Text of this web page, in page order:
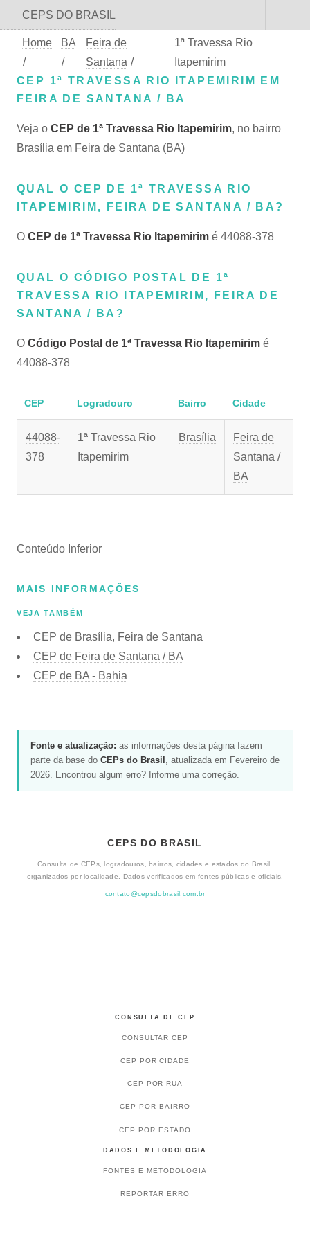
CEPS DO BRASIL
Home
/
BA
/
Feira de
Santana /
1ª Travessa Rio
Itapemirim
CEP 1ª TRAVESSA RIO ITAPEMIRIM EM
FEIRA DE SANTANA / BA
Veja o CEP de 1ª Travessa Rio Itapemirim, no bairro
Brasília em Feira de Santana (BA)
QUAL O CEP DE 1ª TRAVESSA RIO
ITAPEMIRIM, FEIRA DE SANTANA / BA?
O CEP de 1ª Travessa Rio Itapemirim é 44088-378
QUAL O CÓDIGO POSTAL DE 1ª
TRAVESSA RIO ITAPEMIRIM, FEIRA DE
SANTANA / BA?
O Código Postal de 1ª Travessa Rio Itapemirim é
44088-378
CEP Logradouro Bairro Cidade
44088-
378
1ª Travessa Rio
Itapemirim
Brasília
Feira de
Santana /
BA
Conteúdo Inferior
MAIS INFORMAÇÕES
VEJA TAMBÉM
CEP de Brasília, Feira de Santana
CEP de Feira de Santana / BA
CEP de BA - Bahia
Fonte e atualização: as informações desta página fazem
parte da base do CEPs do Brasil , atualizada em Fevereiro de
2026. Encontrou algum erro? Informe uma correção.
CEPS DO BRASIL
Consulta de CEPs, logradouros, bairros, cidades e estados do Brasil,
organizados por localidade. Dados verificados em fontes públicas e oficiais.
contato@cepsdobrasil.com.br
CONSULTA DE CEP
CONSULTAR CEP
CEP POR CIDADE
CEP POR RUA
CEP POR BAIRRO
CEP POR ESTADO
DADOS E METODOLOGIA
FONTES E METODOLOGIA
REPORTAR ERRO